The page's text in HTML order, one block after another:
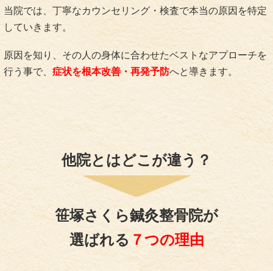
当院では、丁寧なカウンセリング・検査で本当の原因を特定
していきます。
原因を知り、その人の身体に合わせたベストなアプローチを
行う事で、 症状を根本改善・再発予防へと導きます。
他院とはどこが違う？
笹塚さくら鍼灸整骨院が
選ばれる７つの理由